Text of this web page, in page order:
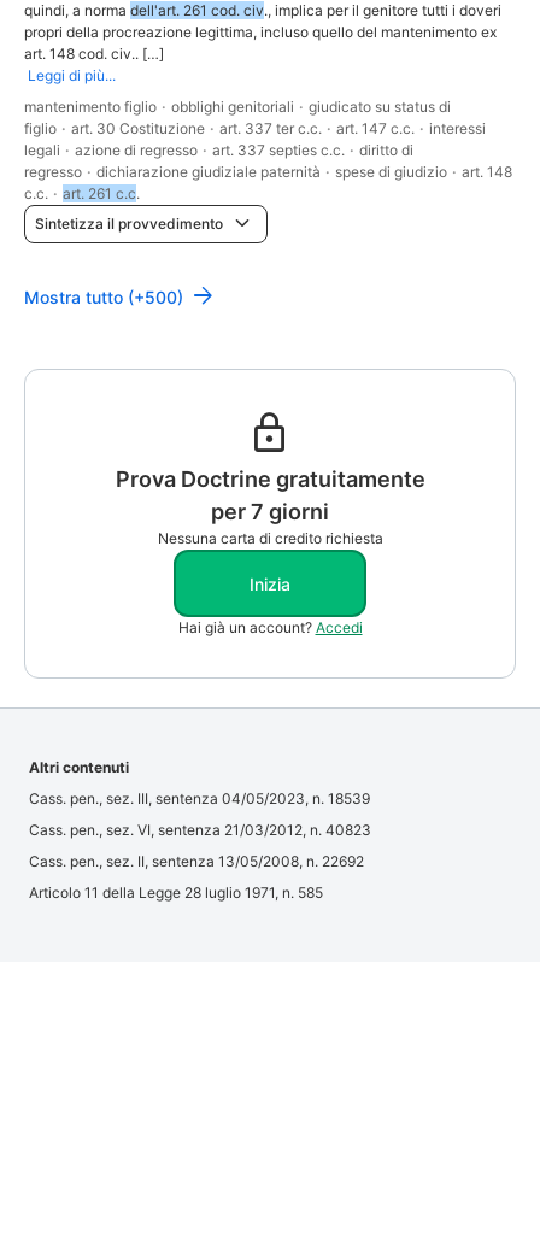
quindi, a norma dell'art. 261 cod. civ., implica per il genitore tutti i doveri
propri della procreazione legittima, incluso quello del mantenimento ex
art. 148 cod. civ.. […]
Leggi di più...
mantenimento figlio · obblighi genitoriali · giudicato su status di
figlio · art. 30 Costituzione · art. 337 ter c.c. · art. 147 c.c. · interessi
legali · azione di regresso · art. 337 septies c.c. · diritto di
regresso · dichiarazione giudiziale paternità · spese di giudizio · art. 148
c.c. · art. 261 c.c.
Sintetizza il provvedimento
Mostra tutto (+500)
Prova Doctrine gratuitamente
per 7 giorni
Nessuna carta di credito richiesta
Inizia
Hai già un account? Accedi
Altri contenuti
Cass. pen., sez. III, sentenza 04/05/2023, n. 18539
Cass. pen., sez. VI, sentenza 21/03/2012, n. 40823
Cass. pen., sez. II, sentenza 13/05/2008, n. 22692
Articolo 11 della Legge 28 luglio 1971, n. 585